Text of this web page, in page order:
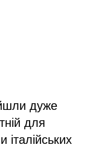
дуже
для